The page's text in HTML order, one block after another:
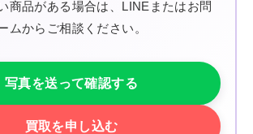
商品がある場合は、LINEまたはお問
ムからご相談ください。
写真を送って確認する
買取を申し込む